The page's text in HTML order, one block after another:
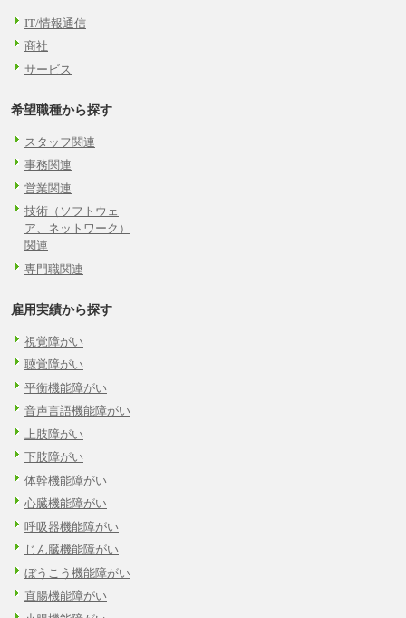
IT/情報通信
商社
サービス
希望職種から探す
スタッフ関連
事務関連
営業関連
技術（ソフトウェ
ア、ネットワーク）
関連
専門職関連
雇用実績から探す
視覚障がい
聴覚障がい
平衡機能障がい
音声言語機能障がい
上肢障がい
下肢障がい
体幹機能障がい
心臓機能障がい
呼吸器機能障がい
じん臓機能障がい
ぼうこう機能障がい
直腸機能障がい